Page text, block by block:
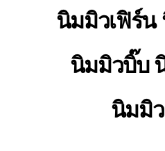
นิมมิวเฟิร์
นิมมิวบิ๊บ
นิมมิ